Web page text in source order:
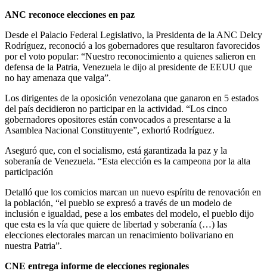
ANC reconoce elecciones en paz
Desde el Palacio Federal Legislativo, la Presidenta de la ANC Delcy
Rodríguez, reconoció a los gobernadores que resultaron favorecidos
por el voto popular: “Nuestro reconocimiento a quienes salieron en
defensa de la Patria, Venezuela le dijo al presidente de EEUU que
no hay amenaza que valga”.
Los dirigentes de la oposición venezolana que ganaron en 5 estados
del país decidieron no participar en la actividad. “Los cinco
gobernadores opositores están convocados a presentarse a la
Asamblea Nacional Constituyente”, exhortó Rodríguez.
Aseguró que, con el socialismo, está garantizada la paz y la
soberanía de Venezuela. “Esta elección es la campeona por la alta
participación
Detalló que los comicios marcan un nuevo espíritu de renovación en
la población, “el pueblo se expresó a través de un modelo de
inclusión e igualdad, pese a los embates del modelo, el pueblo dijo
que esta es la vía que quiere de libertad y soberanía (…) las
elecciones electorales marcan un renacimiento bolivariano en
nuestra Patria”.
CNE entrega informe de elecciones regionales